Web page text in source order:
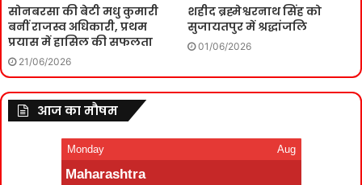
सोनबरसा की बेटी मधु कुमारी
बनीं राजस्व अधिकारी, प्रथम
प्रयास में हासिल की सफलता
21/06/2026
शहीद ब्रह्मेश्वरनाथ सिंह को
सुजायतपुर में श्रद्धांजलि
01/06/2026
आज का मौषम
Monday Aug
Maharashtra